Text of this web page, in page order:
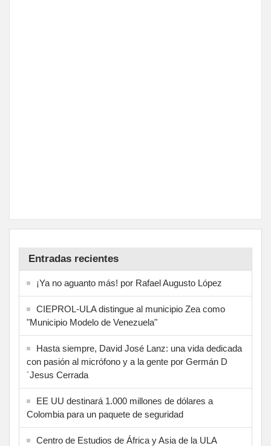
Entradas recientes
¡Ya no aguanto más! por Rafael Augusto López
CIEPROL-ULA distingue al municipio Zea como
"Municipio Modelo de Venezuela"
Hasta siempre, David José Lanz: una vida dedicada
con pasión al micrófono y a la gente por Germán D
´Jesus Cerrada
EE UU destinará 1.000 millones de dólares a
Colombia para un paquete de seguridad
Centro de Estudios de África y Asia de la ULA